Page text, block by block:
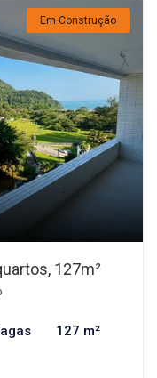
Em Construção
127m²
127 m²